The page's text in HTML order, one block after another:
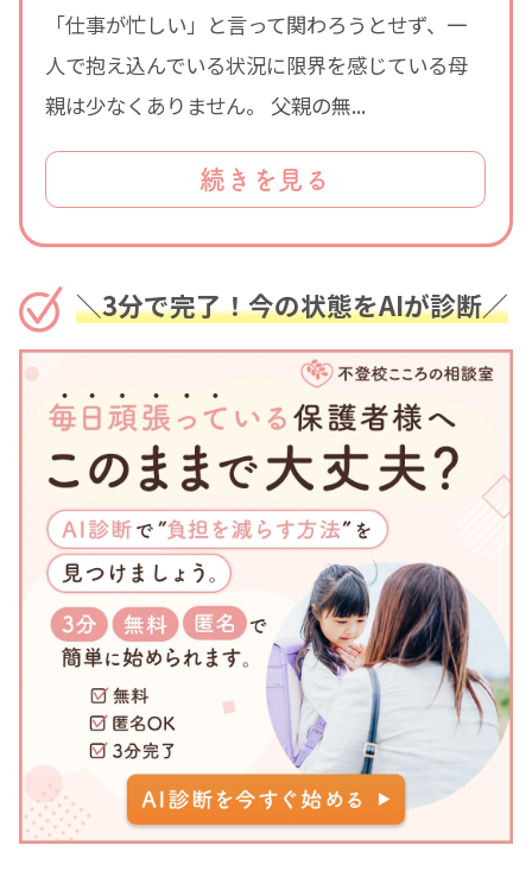
「仕事が忙しい」と言って関わろうとせず、一
人で抱え込んでいる状況に限界を感じている母
親は少なくありません。 父親の無...
続きを見る
＼3分で完了！今の状態をAIが診断／